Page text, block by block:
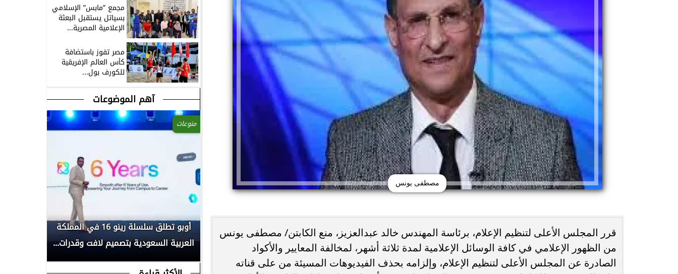
مصطفى يونس
قرر المجلس الأعلى لتنظيم الإعلام، برئاسة المهندس خالد عبدالعزيز، منع الكابتن/ مصطفى يونس
من الظهور الإعلامي في كافة الوسائل الإعلامية لمدة ثلاثة أشهر، لمخالفة المعايير والأكواد
الصادرة عن المجلس الأعلى لتنظيم الإعلام، وإلزامه بحذف الفيديوهات المسيئة من على قناته
مجمع ”مابس” الإسلامي
بسياتل يستقبل البعثة
الإعلامية المصرية...
مصر تفوز باستضافة
كأس العالم الإفريقية
للكورف بول...
آهم الموضوعات
حُسنى شريفي العلوي تؤكد حضورها الفني
بأغنية ”أنا وحدة عادية”
انغام تختار جدة محطة اولى لتدشين
البومها
مصر تكتب التاريخ.. فريق “حلم” يفوز بكأس
بطولة Genuine Cup العالمية لكرة...
منوعات
أوبو تطلق سلسلة رينو 16 في المملكة
العربية السعودية بتصميم لافت وقدرات...